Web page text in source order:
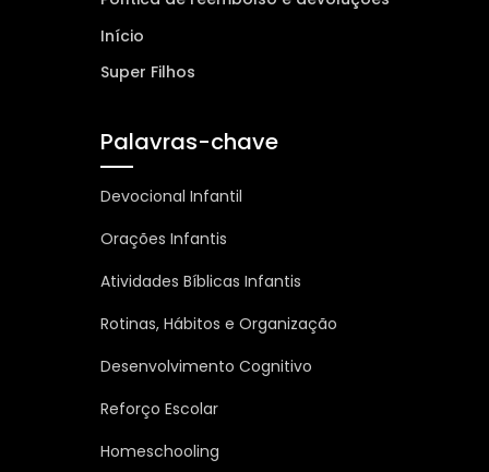
Início
Super Filhos
Palavras-chave
Devocional Infantil
Orações Infantis
Atividades Bíblicas Infantis
Rotinas, Hábitos e Organização
Desenvolvimento Cognitivo
Reforço Escolar
Homeschooling